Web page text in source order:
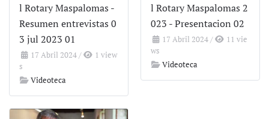
l Rotary Maspalomas -
Resumen entrevistas 0
3 jul 2023 01
17 Abril 2024/
1 view
s
Videoteca
l Rotary Maspalomas 2
023 - Presentacion 02
17 Abril 2024/
11 vie
ws
Videoteca